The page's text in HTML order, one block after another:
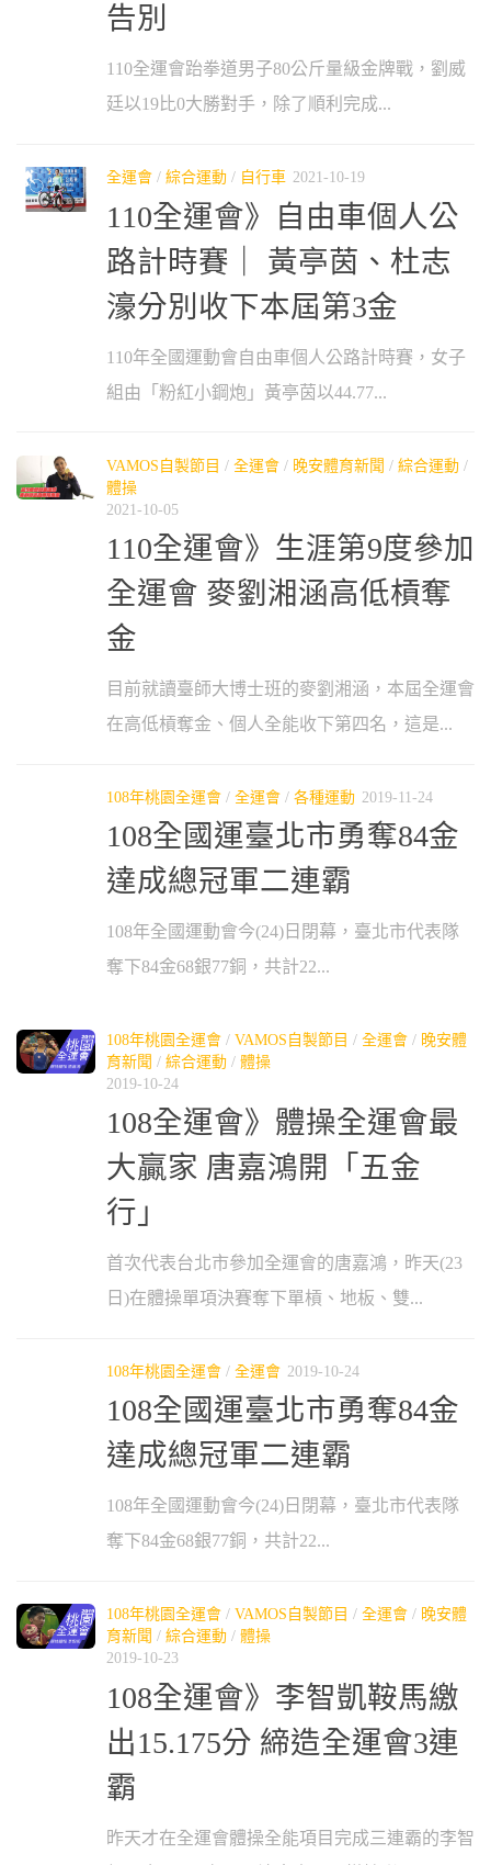
告別
110全運會跆拳道男子80公斤量級金牌戰，劉威
廷以19比0大勝對手，除了順利完成...
全運會 / 綜合運動 / 自行車 2021-10-19
110全運會》自由車個人公
路計時賽｜ 黃亭茵、杜志
濠分別收下本屆第3金
110年全國運動會自由車個人公路計時賽，女子
組由「粉紅小鋼炮」黃亭茵以44.77...
VAMOS自製節目 / 全運會 / 晚安體育新聞 / 綜合運動 /
體操
2021-10-05
110全運會》生涯第9度參加
全運會 麥劉湘涵高低槓奪
金
目前就讀臺師大博士班的麥劉湘涵，本屆全運會
在高低槓奪金、個人全能收下第四名，這是...
108年桃園全運會 / 全運會 / 各種運動 2019-11-24
108全國運臺北市勇奪84金
達成總冠軍二連霸
108年全國運動會今(24)日閉幕，臺北市代表隊
奪下84金68銀77銅，共計22...
108年桃園全運會 / VAMOS自製節目 / 全運會 / 晚安體
育新聞 / 綜合運動 / 體操
2019-10-24
108全運會》體操全運會最
大贏家 唐嘉鴻開「五金
行」
首次代表台北市參加全運會的唐嘉鴻，昨天(23
日)在體操單項決賽奪下單槓、地板、雙...
108年桃園全運會 / 全運會 2019-10-24
108全國運臺北市勇奪84金
達成總冠軍二連霸
108年全國運動會今(24)日閉幕，臺北市代表隊
奪下84金68銀77銅，共計22...
108年桃園全運會 / VAMOS自製節目 / 全運會 / 晚安體
育新聞 / 綜合運動 / 體操
2019-10-23
108全運會》李智凱鞍馬繳
出15.175分 締造全運會3連
霸
昨天才在全運會體操全能項目完成三連霸的李智